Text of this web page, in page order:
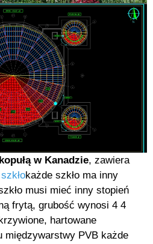
w Kanadzie, zawiera
każde szkło ma inny
musi mieć inny stopień
frytą, grubość wynosi 4 4
hartowane
międzywarstwy PVB każde